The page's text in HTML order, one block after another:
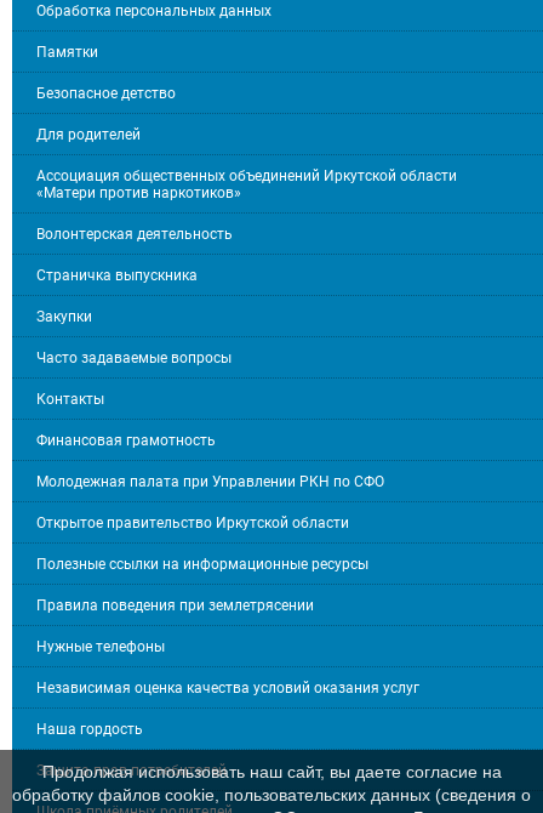
Обработка персональных данных
Памятки
Безопасное детство
Для родителей
Ассоциация общественных объединений Иркутской области
«Матери против наркотиков»
Волонтерская деятельность
Страничка выпускника
Закупки
Часто задаваемые вопросы
Контакты
Финансовая грамотность
Молодежная палата при Управлении РКН по СФО
Открытое правительство Иркутской области
Полезные ссылки на информационные ресурсы
Правила поведения при землетрясении
Нужные телефоны
Независимая оценка качества условий оказания услуг
Наша гордость
Защита прав потребителей
Продолжая использовать наш сайт, вы даете согласие на
обработку файлов cookie, пользовательских данных (сведения о